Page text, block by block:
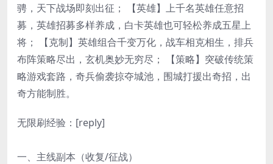
骋，天下战场即刻出征； 【英雄】上千名英雄任意招
募，英雄招募多样养成，白卡英雄也可轻松养成五星上
将； 【克制】英雄组合千变万化，战车相克相生，排兵
布阵策略尽出，玄机奥妙无穷尽； 【策略】突破传统策
略游戏套路，奇兵偷袭掠夺城池，围城打援出奇招，出
奇方能制胜。
无限刷经验：[reply]
一、主线副本（收复/征战）